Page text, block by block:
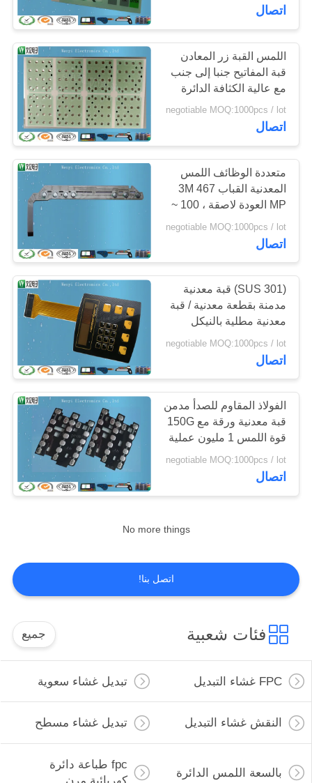
fpc طباعة دائرة
كهربائية مرن
11
الدائرة فليكس الدائرة
14
رابط ختم الحرارة
5
القباب المعدنية عن
10
تبديل قبة بولي
13
اتصال
اللمس القبة زر المعادن
قبة المفاتيح جنبا إلى جنب
مع عالية الكثافة الدائرة
الدائرة
negotiable MOQ:1000pcs / lot
اتصال
متعددة الوظائف اللمس
المعدنية القباب 3M 467
MP العودة لاصقة ، 100 ~
negotiable MOQ:1000pcs / lot
اتصال
(SUS 301) قبة معدنية
مدمنة بقطعة معدنية / قبة
معدنية مطلية بالنيكل
صفيف 12 مم حجم القبة
negotiable MOQ:1000pcs / lot
اتصال
الفولاذ المقاوم للصدأ مدمن
قبة معدنية ورقة مع 150G
قوة اللمس 1 مليون عملية
وقت
negotiable MOQ:1000pcs / lot
اتصال
No more things
اتصل بنا!
فئات شعبية جميع
FPC غشاء التبديل تبديل غشاء سعوية
النقش غشاء التبديل تبديل غشاء مسطح
بالسعة اللمس الدائرة
fpc طباعة دائرة